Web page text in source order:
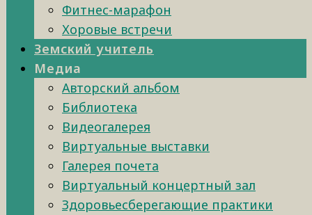
Фитнес-марафон
Хоровые встречи
Земский учитель
Медиа
Авторский альбом
Библиотека
Видеогалерея
Виртуальные выставки
Галерея почета
Виртуальный концертный зал
Здоровьесберегающие практики